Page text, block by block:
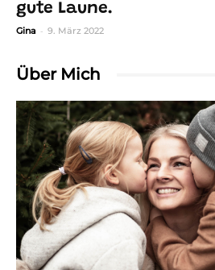
gute Laune.
Gina - 9. März 2022
Über Mich